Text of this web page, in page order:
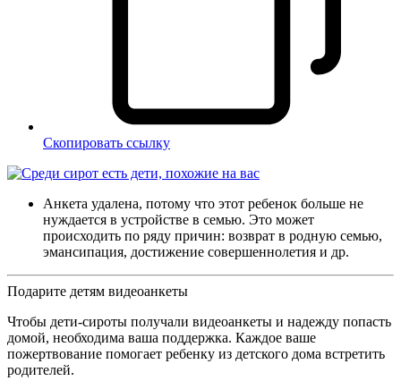
Скопировать ссылку
Анкета удалена, потому что этот ребенок больше не
нуждается в устройстве в семью. Это может
происходить по ряду причин: возврат в родную семью,
эмансипация, достижение совершеннолетия и др.
Подарите детям видеоанкеты
Чтобы дети-сироты получали видеоанкеты и надежду попасть
домой, необходима ваша поддержка. Каждое ваше
пожертвование помогает ребенку из детского дома встретить
родителей.